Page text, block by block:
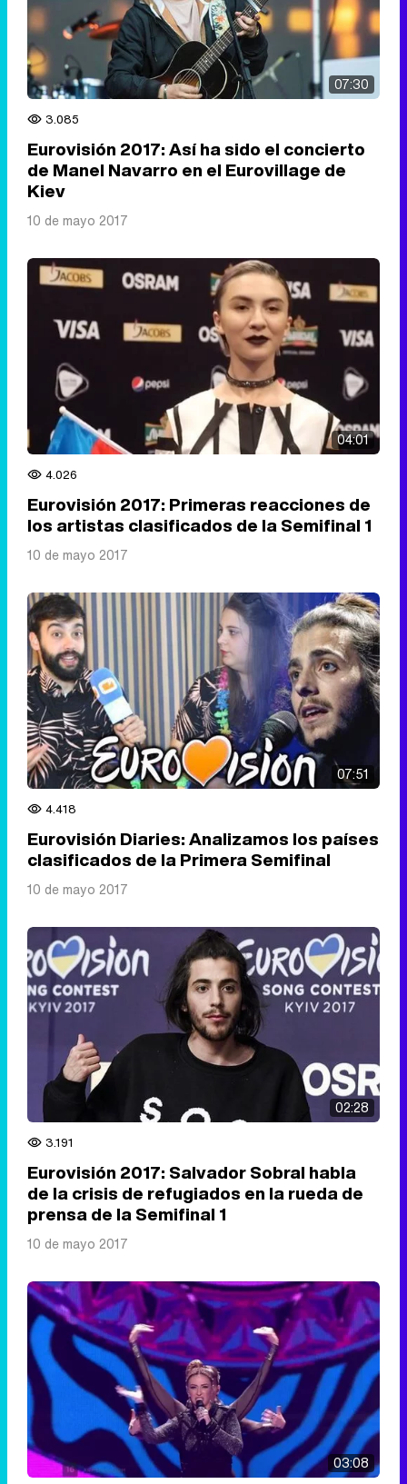
07:30
3.085
Eurovisión 2017: Así ha sido el concierto
de Manel Navarro en el Eurovillage de
Kiev
10 de mayo 2017
04:01
4.026
Eurovisión 2017: Primeras reacciones de
los artistas clasificados de la Semifinal 1
10 de mayo 2017
07:51
4.418
Eurovisión Diaries: Analizamos los países
clasificados de la Primera Semifinal
10 de mayo 2017
02:28
3.191
Eurovisión 2017: Salvador Sobral habla
de la crisis de refugiados en la rueda de
prensa de la Semifinal 1
10 de mayo 2017
03:08